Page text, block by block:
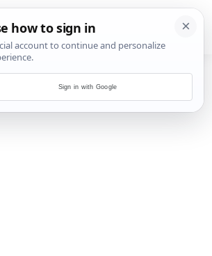
Sign in with Google